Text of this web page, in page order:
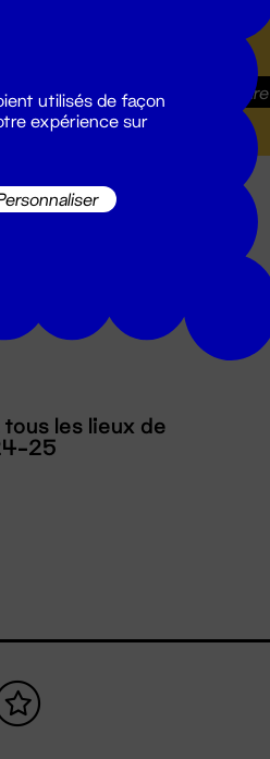
T :
S'inscrire
les lieux de
25
utilisés de façon
expérience sur